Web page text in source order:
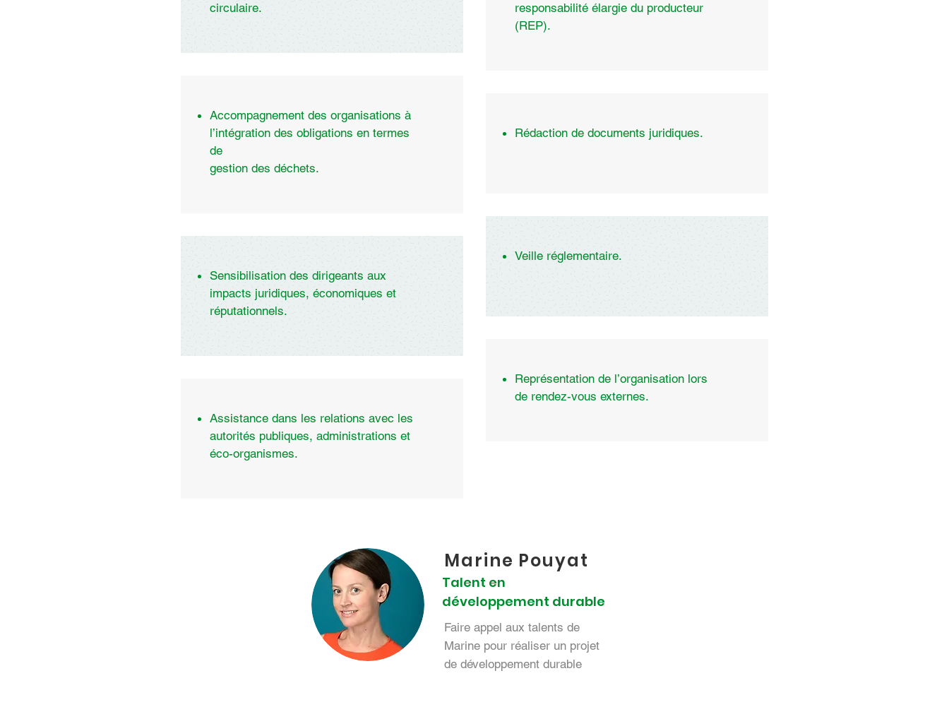
circulaire.
Accompagnement des organisations à
l’intégration des obligations en termes
de
gestion des déchets.
Sensibilisation des dirigeants aux
impacts juridiques, économiques et
réputationnels.
Assistance dans les relations avec les
autorités publiques, administrations et
éco-organismes.
responsabilité élargie du producteur
(REP).
Rédaction de documents juridiques.
Veille réglementaire.
Représentation de l’organisation lors
de rendez-vous externes.
Marine Pouyat
Talent en
développement durable
Faire appel aux talents de
Marine pour réaliser un projet
de développement durable